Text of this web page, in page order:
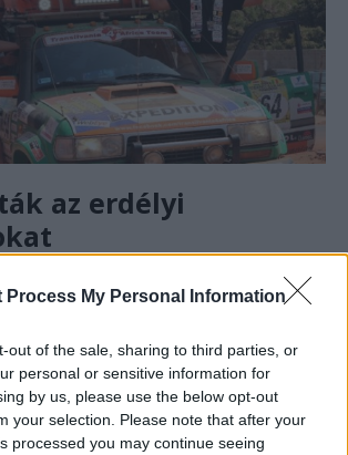
Process My Personal Information
out of the sale, sharing to third parties, or
personal or sensitive information for
by us, please use the below opt-out
your selection. Please note that after your
processed you may continue seeing
az erdélyi
munkájáért Teréz Anya Díjat
Transilvania 4 Africa csapat.
titeket, fiúk!